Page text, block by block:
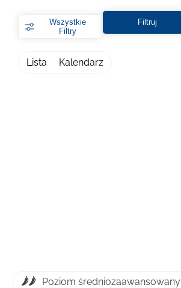
Lista Kalendarz
Wszystkie
Filtry
Filtruj
Poziom średniozaawansowany